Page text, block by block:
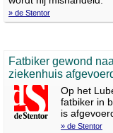
» de Stentor
Fatbiker gewond
ziekenhuis
Op het
fatbiker in
is
» de Stentor